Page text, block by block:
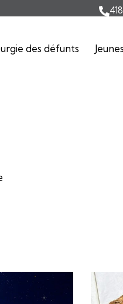
des défunts Jeunes